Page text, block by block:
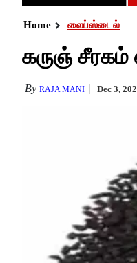
Home லைப்ஸ்டைல்
கருஞ் சீரகம்
By RAJA MANI Dec 3,